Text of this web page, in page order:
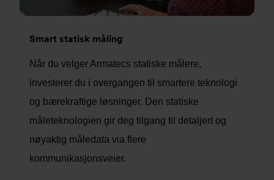
Smart statisk måling
Når du velger Armatecs statiske målere,
investerer du i overgangen til smartere teknologi
og bærekraftige løsninger. Den statiske
måleteknologien gir deg tilgang til detaljert og
nøyaktig måledata via flere
kommunikasjonsveier.